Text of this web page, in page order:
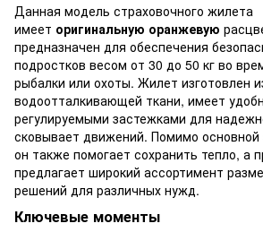
Данная модель страховочного жилета
имеет оригинальную оранжевую
предназначен для обеспечения
подростков весом от 30 до 50 кг во
рыбалки или охоты. Жилет изготовлен
водоотталкивающей ткани, имеет
регулируемыми застежками для
сковывает движений. Помимо
он также помогает сохранить тепло, а
предлагает широкий ассортимент
решений для различных нужд.
Ключевые моменты